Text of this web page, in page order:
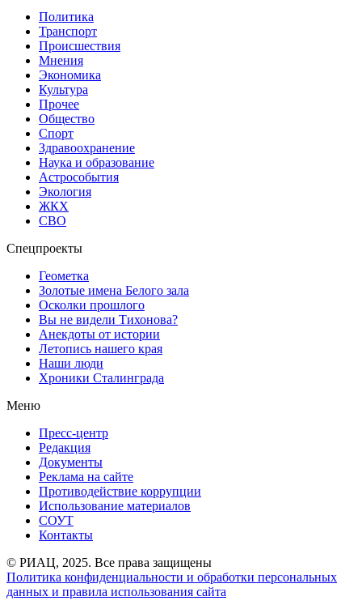
Политика
Транспорт
Происшествия
Мнения
Экономика
Культура
Прочее
Общество
Спорт
Здравоохранение
Наука и образование
Астрособытия
Экология
ЖКХ
СВО
Спецпроекты
Геометка
Золотые имена Белого зала
Осколки прошлого
Вы не видели Тихонова?
Анекдоты от истории
Летопись нашего края
Наши люди
Хроники Сталинграда
Меню
Пресс-центр
Редакция
Документы
Реклама на сайте
Противодействие коррупции
Использование материалов
СОУТ
Контакты
© РИАЦ, 2025. Все права защищены
Политика конфиденциальности и обработки персональных
данных и правила использования сайта